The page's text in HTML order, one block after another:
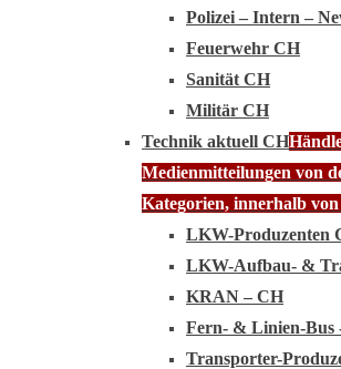
Polizei – Intern –
Feuerwehr CH
Sanität CH
Militär CH
Technik aktuell CH
Medienmitteilungen von
Kategorien, innerhalb von
LKW-Produzenten
LKW-Aufbau- &
KRAN – CH
Fern- & Linien-Bus
Transporter-